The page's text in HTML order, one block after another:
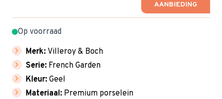
AANBIEDING
Op voorraad
chevron_right Merk: Villeroy & Boch
chevron_right Serie: French Garden
chevron_right Kleur: Geel
chevron_right Materiaal: Premium porselein